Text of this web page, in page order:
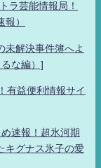
ラ芸能情報局！
）
未解決事件簿へよ
な編）]
益便利情報サイ
速報！超氷河期
キグナス氷子の愛